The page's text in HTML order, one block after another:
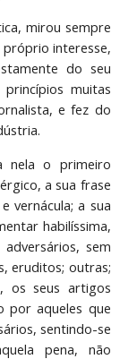
mirou sempre
interesse,
do seu
muitas
e fez do
nela o primeiro
a sua frase
vernácula; a sua
habilíssima,
sem
eruditos; outras;
os seus artigos
por aqueles que
sentindo-se
pena, não